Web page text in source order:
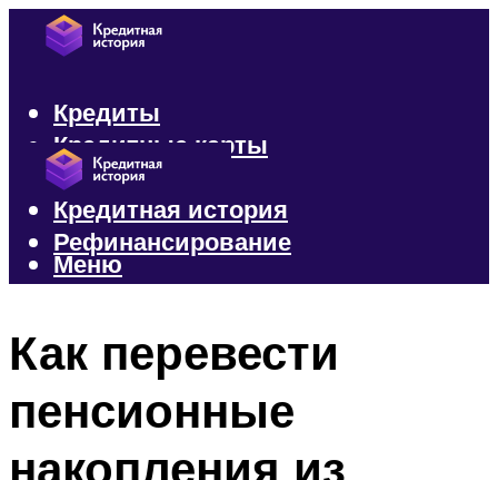
Кредиты
Кредитные карты
Микрозаймы
Кредитная история
Рефинансирование
Меню
Как перевести
пенсионные
накопления из